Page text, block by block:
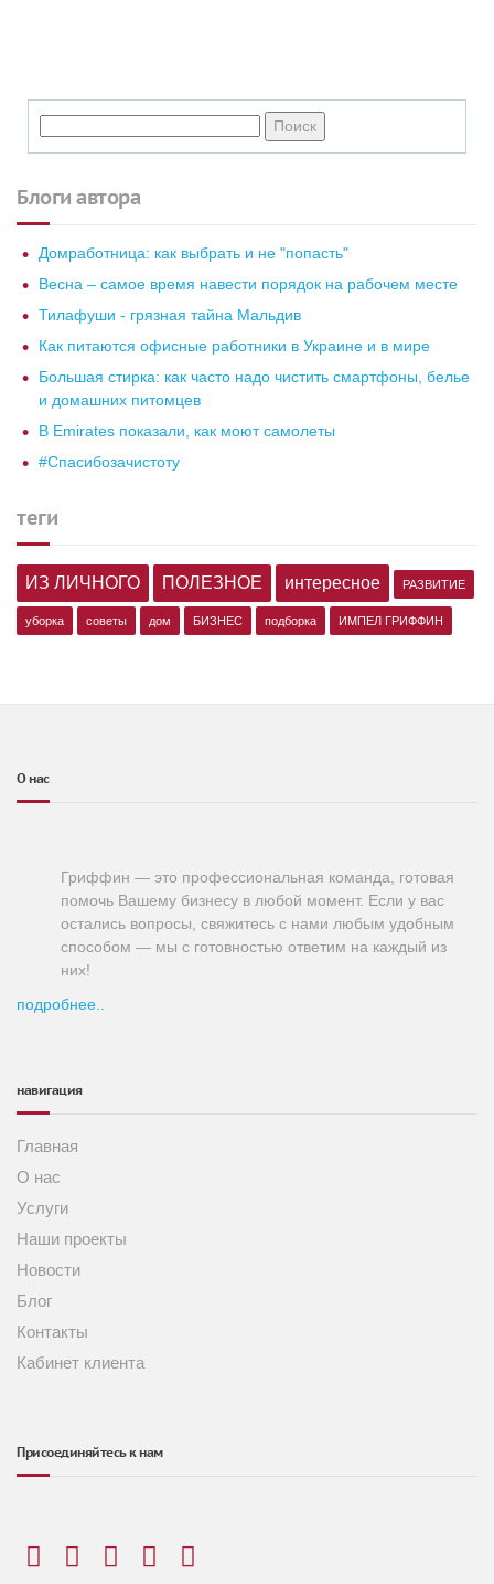
Блоги автора
Домработница: как выбрать и не "попасть"
Весна – самое время навести порядок на рабочем месте
Тилафуши - грязная тайна Мальдив
Как питаются офисные работники в Украине и в мире
Большая стирка: как часто надо чистить смартфоны, белье
и домашних питомцев
В Emirates показали, как моют самолеты
#спасибозачистоту
теги
ИЗ ЛИЧНОГО ПОЛЕЗНОЕ интересное РАЗВИТИЕ
уборка советы дом БИЗНЕС подборка ИМПЕЛ ГРИФФИН
О нас
Гриффин — это профессиональная команда, готовая
помочь Вашему бизнесу в любой момент. Если у вас
остались вопросы, свяжитесь с нами любым удобным
способом — мы с готовностью ответим на каждый из
них!
подробнее..
навигация
Главная
О нас
Услуги
Наши проекты
Новости
Блог
Контакты
Кабинет клиента
Присоединяйтесь к нам